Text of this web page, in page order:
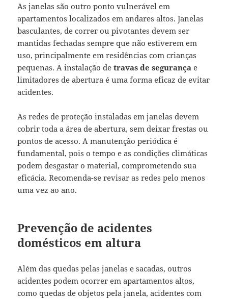
As janelas são outro ponto vulnerável em
apartamentos localizados em andares altos. Janelas
basculantes, de correr ou pivotantes devem ser
mantidas fechadas sempre que não estiverem em
uso, principalmente em residências com crianças
pequenas. A instalação detravas de segurança e
limitadores de abertura é uma forma eficaz de evitar
acidentes.
As redes de proteção instaladas em janelas devem
cobrir toda a área de abertura, sem deixar frestas ou
pontos de acesso. A manutenção periódica é
fundamental, pois o tempo e as condições climáticas
podem desgastar o material, comprometendo sua
eficácia. Recomenda-se revisar as redes pelo menos
uma vez ao ano.
Prevenção de acidentes
domésticos em altura
Além das quedas pelas janelas e sacadas, outros
acidentes podem ocorrer em apartamentos altos,
como quedas de objetos pela janela, acidentes com